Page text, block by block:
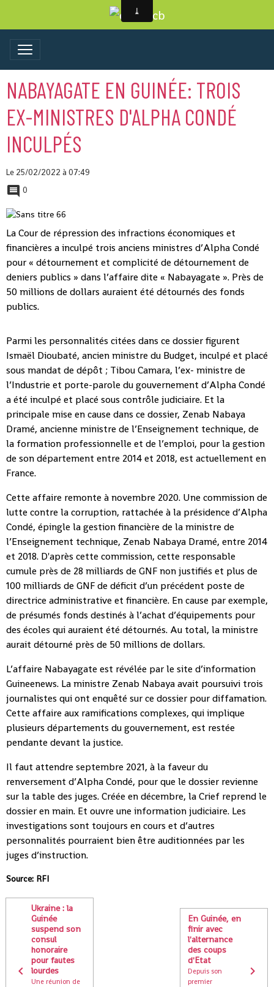
NABAYAGATE EN GUINÉE: TROIS
EX-MINISTRES D'ALPHA CONDÉ
INCULPÉS
Le 25/02/2022 à 07:49
0
La Cour de répression des infractions économiques et
financières a inculpé trois anciens ministres d’Alpha Condé
pour « détournement et complicité de détournement de
deniers publics » dans l’affaire dite « Nabayagate ». Près de
50 millions de dollars auraient été détournés des fonds
publics.
Parmi les personnalités citées dans ce dossier figurent
Ismaël Dioubaté, ancien ministre du Budget, inculpé et placé
sous mandat de dépôt ; Tibou Camara, l’ex- ministre de
l’Industrie et porte-parole du gouvernement d’Alpha Condé
a été inculpé et placé sous contrôle judiciaire. Et la
principale mise en cause dans ce dossier, Zenab Nabaya
Dramé, ancienne ministre de l’Enseignement technique, de
la formation professionnelle et de l’emploi, pour la gestion
de son département entre 2014 et 2018, est actuellement en
France.
Cette affaire remonte à novembre 2020. Une commission de
lutte contre la corruption, rattachée à la présidence d’Alpha
Condé, épingle la gestion financière de la ministre de
l’Enseignement technique, Zenab Nabaya Dramé, entre 2014
et 2018. D'après cette commission, cette responsable
cumule près de 28 milliards de GNF non justifiés et plus de
100 milliards de GNF de déficit d’un précédent poste de
directrice administrative et financière. En cause par exemple,
de présumés fonds destinés à l’achat d’équipements pour
des écoles qui auraient été détournés. Au total, la ministre
aurait détourné près de 50 millions de dollars.
L’affaire Nabayagate est révélée par le site d’information
Guineenews. La ministre Zenab Nabaya avait poursuivi trois
journalistes qui ont enquêté sur ce dossier pour diffamation.
Cette affaire aux ramifications complexes, qui implique
plusieurs départements du gouvernement, est restée
pendante devant la justice.
Il faut attendre septembre 2021, à la faveur du
renversement d’Alpha Condé, pour que le dossier revienne
sur la table des juges. Créée en décembre, la Crief reprend le
dossier en main. Et ouvre une information judiciaire. Les
investigations sont toujours en cours et d’autres
personnalités pourraient bien être auditionnées par les
juges d’instruction.
Source: RFI
Ukraine : la
Guinée
suspend son
consul
honoraire
pour fautes
lourdes
Une réunion de
En Guinée, en
finir avec
l'alternance
des coups
d'Etat
Depuis son
premier